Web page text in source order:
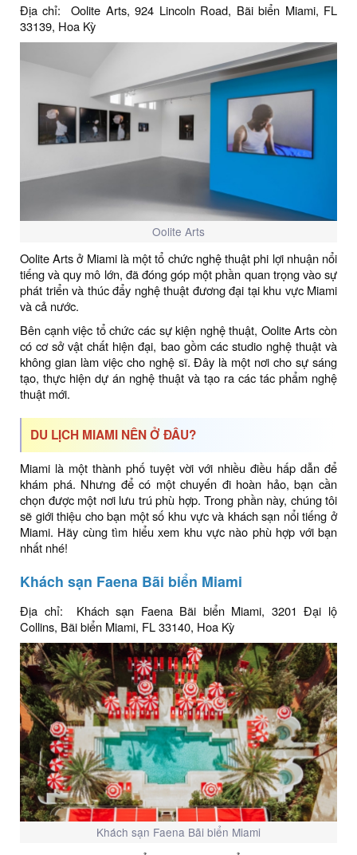
Địa chỉ: Oolite Arts, 924 Lincoln Road, Bãi biển Miami, FL
33139, Hoa Kỳ
Oolite Arts
Oolite Arts ở Miami là một tổ chức nghệ thuật phi lợi nhuận nổi
tiếng và quy mô lớn, đã đóng góp một phần quan trọng vào sự
phát triển và thúc đẩy nghệ thuật đương đại tại khu vực Miami
và cả nước.
Bên cạnh việc tổ chức các sự kiện nghệ thuật, Oolite Arts còn
có cơ sở vật chất hiện đại, bao gồm các studio nghệ thuật và
không gian làm việc cho nghệ sĩ. Đây là một nơi cho sự sáng
tạo, thực hiện dự án nghệ thuật và tạo ra các tác phẩm nghệ
thuật mới.
DU LỊCH MIAMI NÊN Ở ĐÂU?
Miami là một thành phố tuyệt vời với nhiều điều hấp dẫn để
khám phá. Nhưng để có một chuyến đi hoàn hảo, bạn cần
chọn được một nơi lưu trú phù hợp. Trong phần này, chúng tôi
sẽ giới thiệu cho bạn một số khu vực và khách sạn nổi tiếng ở
Miami. Hãy cùng tìm hiểu xem khu vực nào phù hợp với bạn
nhất nhé!
Khách sạn Faena Bãi biển Miami
Địa chỉ: Khách sạn Faena Bãi biển Miami, 3201 Đại lộ
Collins, Bãi biển Miami, FL 33140, Hoa Kỳ
Khách sạn Faena Bãi biển Miami